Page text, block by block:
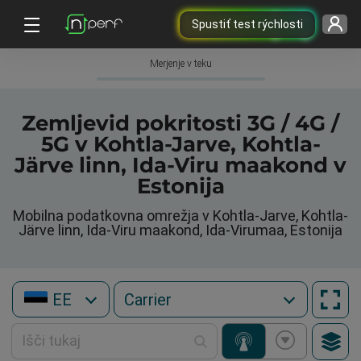
Spustiť test rýchlosti
Merjenje v teku
Zemljevid pokritosti 3G / 4G /
5G v Kohtla-Jarve, Kohtla-
Järve linn, Ida-Viru maakond v
Estonija
Mobilna podatkovna omrežja v Kohtla-Jarve, Kohtla-
Järve linn, Ida-Viru maakond, Ida-Virumaa, Estonija
EE